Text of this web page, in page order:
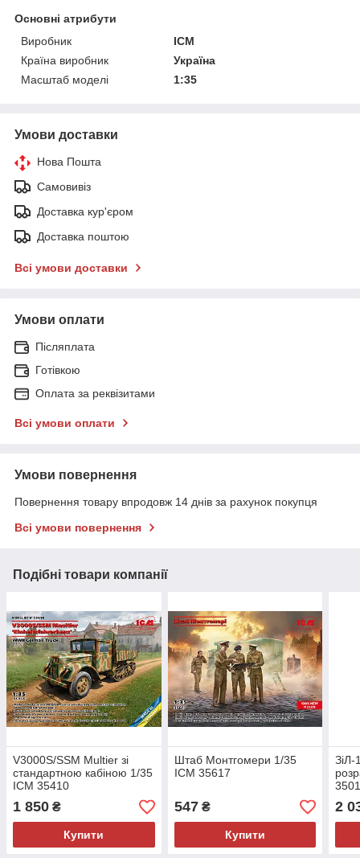
Основні атрибути
Виробник
ICM
Країна виробник
Україна
Масштаб моделі
1:35
Умови доставки
Нова Пошта
Самовивіз
Доставка кур'єром
Доставка поштою
Всі умови доставки
Умови оплати
Післяплата
Готівкою
Оплата за реквізитами
Всі умови оплати
Умови повернення
Повернення товару впродовж 14 днів за рахунок покупця
Всі умови повернення
Подібні товари компанії
V3000S/SSM Multier зі
стандартною кабіною 1/35
ICM 35410
1 850 ₴
Купити
Штаб Монтгомери 1/35
ICM 35617
547₴
Купити
2